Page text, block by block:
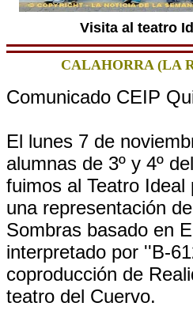
Visita al teatro
CALAHORRA (LA
Comunicado CEIP
El lunes 7 de
alumnas de 3º y 4º
fuimos al Teatro
una representación
Sombras basado en
interpretado por ''B-
coproducción de
teatro del Cuervo.